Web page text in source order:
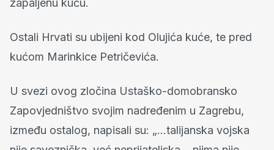
zapaljenu kuću.
Ostali Hrvati su ubijeni kod Olujića kuće, te pred
kućom Marinkice Petričevića.
U svezi ovog zločina Ustaško-domobransko
Zapovjedništvo svojim nadređenim u Zagrebu,
između ostalog, napisali su: „…talijanska vojska